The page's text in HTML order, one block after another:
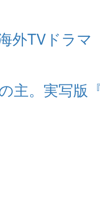
外TVドラ
主。実写版